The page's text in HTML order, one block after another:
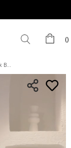
Cepli Büyük Beden Tensel Günlük Elbise Mavi